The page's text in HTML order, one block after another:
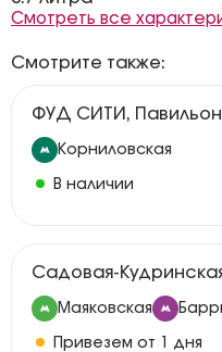
Смотреть все
Смотрите также:
ФУД СИТИ, Павильон
Корниловская
В наличии
Садовая-
Маяковская
Привезем от 1 дня